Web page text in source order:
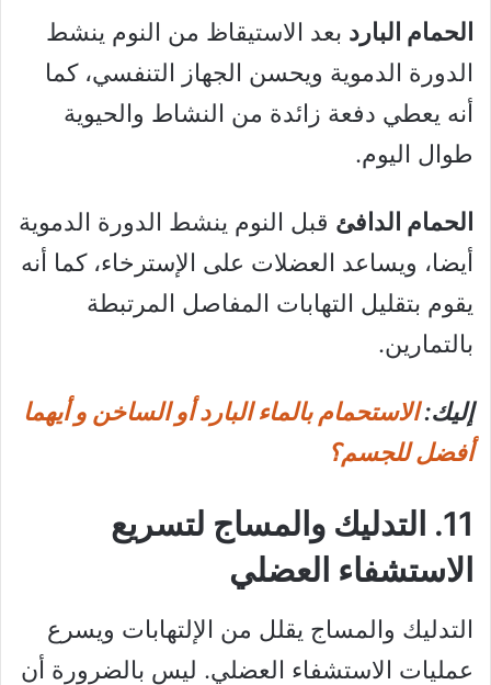
الحمام البارد بعد الاستيقاظ من النوم ينشط
الدورة الدموية ويحسن الجهاز التنفسي، كما
أنه يعطي دفعة زائدة من النشاط والحيوية
طوال اليوم.
الحمام الدافئ قبل النوم ينشط الدورة الدموية
أيضا، ويساعد العضلات على الإسترخاء، كما أنه
يقوم بتقليل التهابات المفاصل المرتبطة
بالتمارين.
إليك:الاستحمام بالماء البارد أو الساخن و أيهما
أفضل للجسم؟
11. التدليك والمساج لتسريع
الاستشفاء العضلي
التدليك والمساج يقلل من الإلتهابات ويسرع
عمليات الاستشفاء العضلي. ليس بالضرورة أن